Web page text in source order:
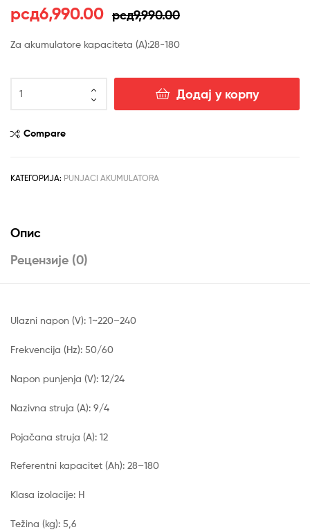
рсд9,990.00
Оригинална
цена
била:
рсд6,990.00
Тренутна
цена
рсд6,990.00.
Za akumulatore kapaciteta (A):28-180
CB1601
ZA
180AH
Додај у корпу
Compare
КАТЕГОРИЈА: PUNJACI AKUMULATORA
Опис
Рецензије (0)
Ulazni napon (V): 1~220–240
Frekvencija (Hz): 50/60
Napon punjenja (V): 12/24
Nazivna struja (A): 9/4
Pojačana struja (A): 12
Referentni kapacitet (Ah): 28–180
Klasa izolacije: H
Težina (kg): 5,6